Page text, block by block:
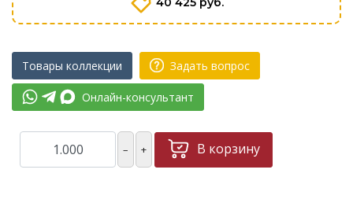
Товары коллекции Задать вопрос
Онлайн-консультант
– + В корзину